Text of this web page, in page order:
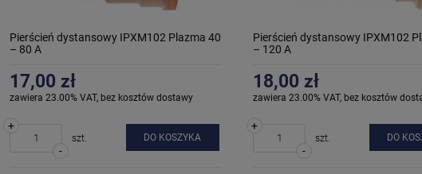
Pierścień dystansowy IPXM102 Plazma 40
– 80 A
17,00 zł
zawiera 23.00% VAT, bez kosztów dostawy
-
+
szt. DO KOSZYKA
Pierścień dystansowy IPXM102
– 120 A
18,00 zł
zawiera 23.00% VAT, bez kosztów
-
+
szt. DO